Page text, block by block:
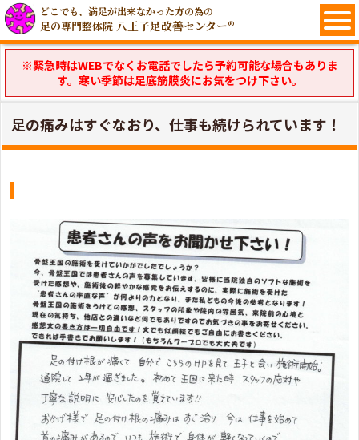
どこでも、満足が出来なかった方の為の
足の専門整体院 八王子足改善センター®
※緊急時はWEBでなくお電話でしたら予約可能な場合もありま
す。寒い季節は足底筋膜炎にお気をつけ下さい。
足の痛みはすぐなおり、仕事も続けられています！